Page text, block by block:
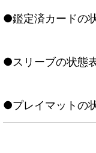
●鑑定済カードの
●スリーブの状態
●プレイマットの